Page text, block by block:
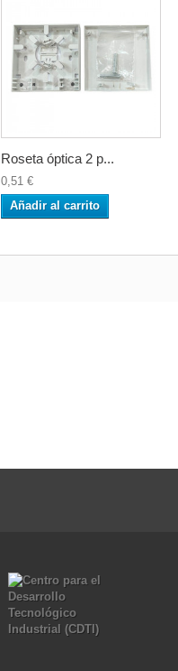
Roseta óptica 2 p...
0,51 €
Añadir al carrito